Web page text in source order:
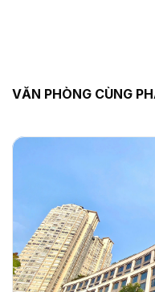
VĂN PHÒNG CÙNG